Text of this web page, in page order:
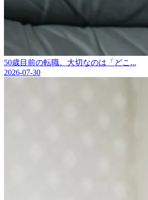
50歳目前の転職。大切なのは「どこ...
2026-07-30